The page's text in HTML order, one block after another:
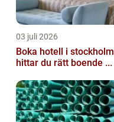
03 juli 2026
Boka hotell i stockholm så
hittar du rätt boende ...